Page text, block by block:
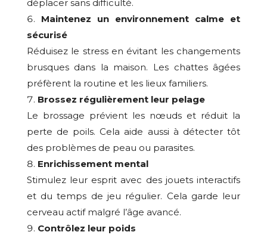
déplacer sans difficulté.
Maintenez un environnement calme et
sécurisé
Réduisez le stress en évitant les changements
brusques dans la maison. Les chattes âgées
préfèrent la routine et les lieux familiers.
Brossez régulièrement leur pelage
Le brossage prévient les nœuds et réduit la
perte de poils. Cela aide aussi à détecter tôt
des problèmes de peau ou parasites.
Enrichissement mental
Stimulez leur esprit avec des jouets interactifs
et du temps de jeu régulier. Cela garde leur
cerveau actif malgré l’âge avancé.
Contrôlez leur poids